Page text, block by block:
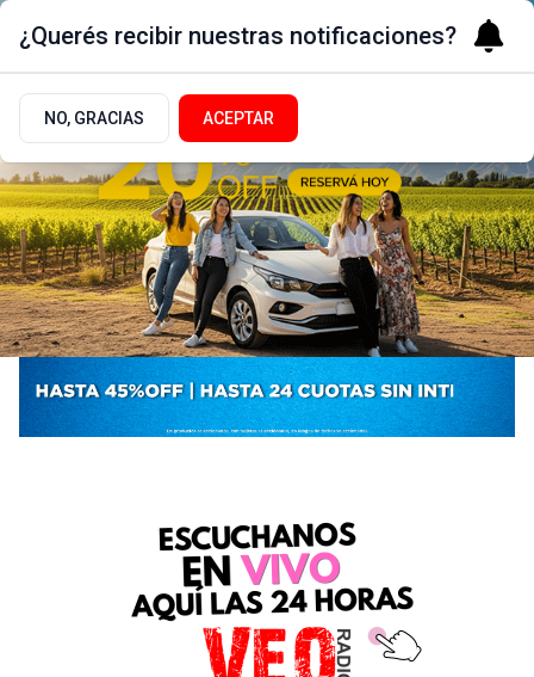
¿Querés recibir nuestras notificaciones?
NO, GRACIAS ACEPTAR